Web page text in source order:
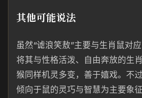
其他可能说法
虽然“谑浪笑敖”主要与生肖鼠对
将其与性格活泼、自由奔放的生
猴同样机灵多变，善于嬉戏。不
倾向于鼠的灵巧与智慧为主要象征